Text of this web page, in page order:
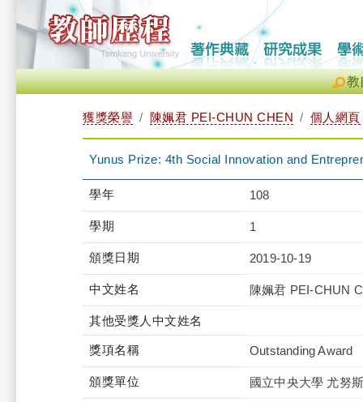
教
獲獎榮譽 陳姵君 PEI-CHUN CHEN 個人網頁
Yunus Prize: 4th Social Innovation and
學年 108
學期 1
頒獎日期 2019-10-19
中文姓名 陳姵君 PEI-CHUN
其他受獎人中文姓名
獎項名稱 Outstanding Award
頒獎單位 國立中央大學 尤努